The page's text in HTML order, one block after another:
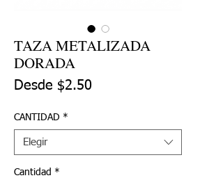
TAZA METALIZADA
DORADA
Desde $2.50Precio de oferta
CANTIDAD *
Elegir
Cantidad *